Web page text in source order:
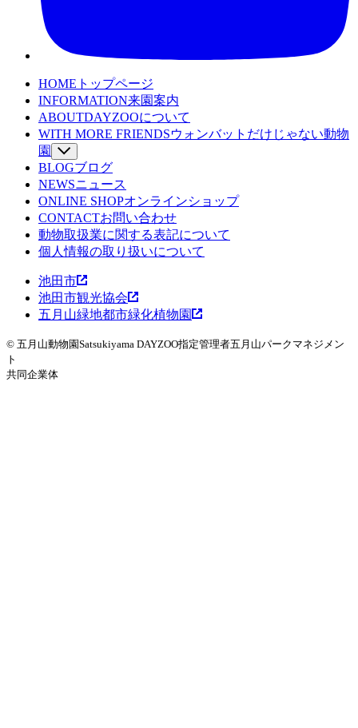
HOME トップページ
INFORMATION来園案内
ABOUTDAYZOOについて
WITH MORE FRIENDSウォンバットだけじゃない動物
園
SPECIES
WOMBAT TV
LEARNING魅力発見コンテンツ
EVENTイベント
WOMBAT TOWN MAPウォンバットタウンマッ
プ
BLOGブログ
NEWSニュース
ONLINE SHOPオンラインショップ
CONTACTお問い合わせ
動物取扱業に関する表記について
個人情報の取り扱いについて
池田市
池田市観光協会
五月山緑地都市緑化植物園
© 五月山動物園Satsukiyama DAYZOO指定管理者五月山パークマネジメン
ト
共同企業体